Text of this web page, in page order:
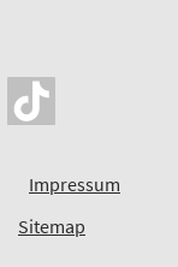
Impressum
Sitemap